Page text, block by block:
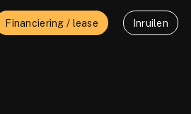
Financiering / lease Inruilen